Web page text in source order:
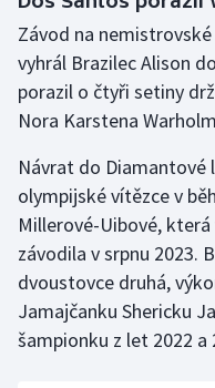
Plážový volejbal
Ragby
Rychlobruslení
Rychlostní kanoistika
Short track
Sportovní střelba
Stolní tenis
Závod na
vyhrál Brazilec Alison
porazil o čtyři setiny
Nora Karstena
Návrat do Diamantové
olympijské vítězce v
Millerové-Uibové,
závodila v srpnu 2023.
dvoustovce druhá,
Jamajčanku Shericku
šampionku z let 2022 a